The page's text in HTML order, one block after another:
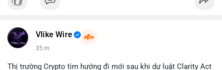
Vlike Wire
35 m
Thị trường Crypto tìm hướng đi mới sau khi dự luật Clarity Act